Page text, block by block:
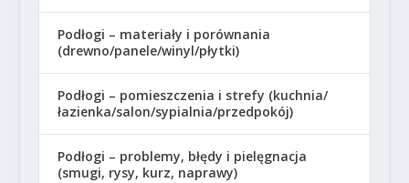
Podłogi – materiały i porównania
(drewno/panele/winyl/płytki)
Podłogi – pomieszczenia i strefy (kuchnia/
łazienka/salon/sypialnia/przedpokój)
Podłogi – problemy, błędy i pielęgnacja
(smugi, rysy, kurz, naprawy)